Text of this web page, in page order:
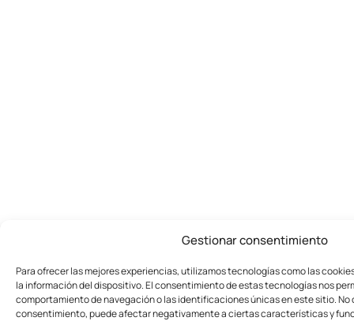
Gestionar consentimiento
Para ofrecer las mejores experiencias, utilizamos tecnologías como las
la información del dispositivo. El consentimiento de estas tecnologías nos
comportamiento de navegación o las identificaciones únicas en este sitio. No
consentimiento, puede afectar negativamente a ciertas características y